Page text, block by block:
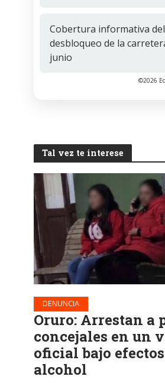
Cobertura informativa del
desbloqueo de la
junio
©2026
Tal vez te interese
DENUNCIA
Oruro: Arrestan a
concejales en un
oficial bajo
alcohol